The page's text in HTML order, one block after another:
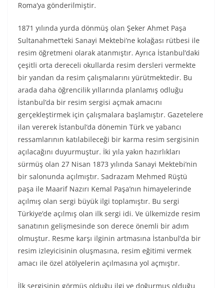
Roma’ya gönderilmiştir.
1871 yılında yurda dönmüş olan Şeker Ahmet Paşa
Sultanahmet’teki Sanayi Mektebi’ne kolağası rütbesi ile
resim öğretmeni olarak atanmıştır. Ayrıca İstanbul’daki
çeşitli orta dereceli okullarda resim dersleri vermekte
bir yandan da resim çalışmalarını yürütmektedir. Bu
arada daha öğrencilik yıllarında planlamış odluğu
İstanbul’da bir resim sergisi açmak amacını
gerçekleştirmek için çalışmalara başlamıştır. Gazetelere
ilan vererek İstanbul’da dönemin Türk ve yabancı
ressamlarının katılabileceği bir karma resim sergisinin
açılacağını duyurmuştur. İki yıla yakın hazırlıkları
sürmüş olan 27 Nisan 1873 yılında Sanayi Mektebi’nin
bir salonunda açılmıştır. Sadrazam Mehmed Rüştü
paşa ile Maarif Nazırı Kemal Paşa’nın himayelerinde
açılmış olan sergi büyük ilgi toplamıştır. Bu sergi
Türkiye’de açılmış olan ilk sergi idi. Ve ülkemizde resim
sanatının gelişmesinde son derece önemli bir adım
olmuştur. Resme karşı ilginin artmasına İstanbul’da bir
resim izleyicisinin oluşmasına, resim eğitimi vermek
amacı ile özel atölyelerin açılmasına yol açmıştır.
İlk sergisinin görmüş olduğu ilgi ve doğurmuş olduğu